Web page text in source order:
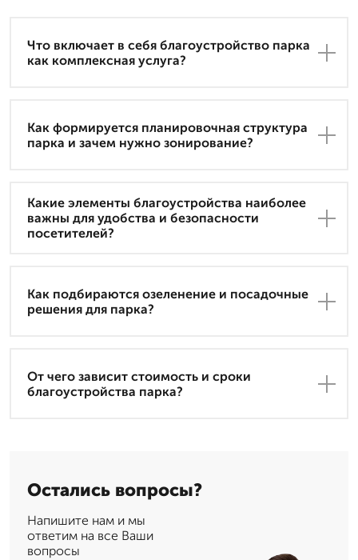
Что включает в себя благоустройство парка
как комплексная услуга?
Как формируется планировочная структура
парка и зачем нужно зонирование?
Какие элементы благоустройства наиболее
важны для удобства и безопасности
посетителей?
Как подбираются озеленение и посадочные
решения для парка?
От чего зависит стоимость и сроки
благоустройства парка?
Остались вопросы?
Напишите нам и мы
ответим на все Ваши
вопросы